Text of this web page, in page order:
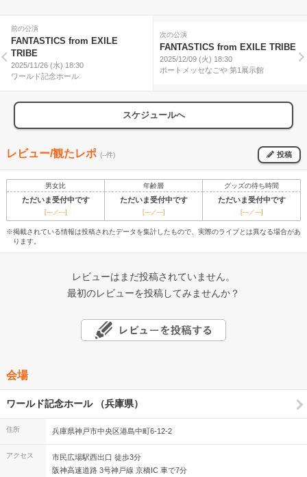
前の公演
FANTASTICS from EXILE
TRIBE
2025/11/26 (水) 18:30
ワールド記念ホール
次の公演
FANTASTICS from EXILE TRIBE
2025/12/09 (火) 18:30
ポートメッセなごや 第1展示館
スケジュールへ
レビュー/観たレポ (--件) 投稿
男女比 年齢層 グッズの待ち時間
ただいま受付中です ただいま受付中です ただいま受付中です
[---／---] [---／---] [---／---]
※掲載されている情報は投稿されたデータを集計したもので、実際のライブとは異なる場合があ
ります。
レビューはまだ投稿されていません。
最初のレビューを投稿してみませんか？
会場
ワールド記念ホール （兵庫県）
住所 兵庫県神戸市中央区港島中町6-12-2
アクセス
市民広場駅西出口 徒歩3分
阪神高速道路 3号神戸線 京橋IC 車で7分